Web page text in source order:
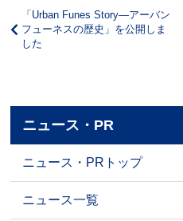
「Urban Funes Story—アーバン
フューネスの歴史」を公開しま
した
ニュース・PR
ニュース・PRトップ
ニュース一覧